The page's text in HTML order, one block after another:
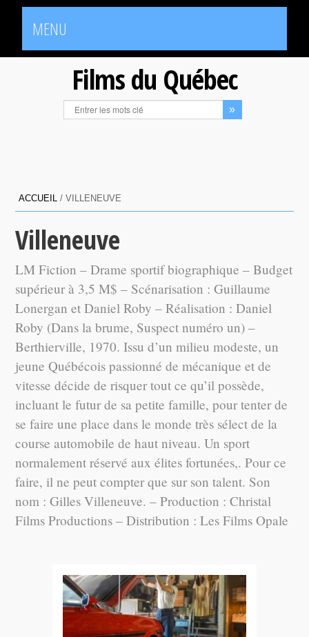
MENU
Films du Québec
ACCUEIL /VILLENEUVE
Villeneuve
LM Fiction – Drame sportif biographique – Budget
supérieur à 3,5 M$ – Scénarisation : Guillaume
Lonergan et Daniel Roby – Réalisation : Daniel
Roby (Dans la brume, Suspect numéro un) –
Berthierville, 1970. Issu d’un milieu modeste, un
jeune Québécois passionné de mécanique et de
vitesse décide de risquer tout ce qu’il possède,
incluant le futur de sa petite famille, pour tenter de
se faire une place dans le monde très sélect de la
course automobile de haut niveau. Un sport
normalement réservé aux élites fortunées,. Pour ce
faire, il ne peut compter que sur son talent. Son
nom : Gilles Villeneuve. – Production : Christal
Films Productions – Distribution : Les Films Opale